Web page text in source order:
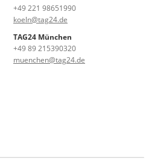
+49 221 98651990
koeln@tag24.de
TAG24 München
+49 89 215390320
muenchen@tag24.de